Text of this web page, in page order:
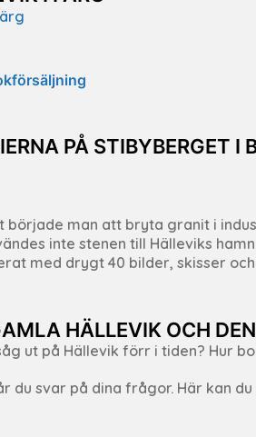
PÅ STIBYBERGET
började man att bryta granit i
inte stenen till Hälleviks
med drygt 40 bilder, skisser
HÄLLEVIK OCH
ut på Hällevik förr i tiden? Hur
du svar på dina frågor. Här kan